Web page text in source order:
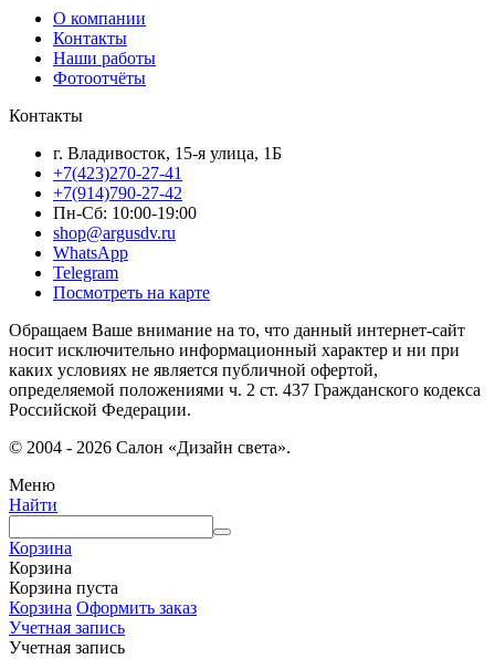
О компании
Контакты
Наши работы
Фотоотчёты
Контакты
г. Владивосток, 15-я улица, 1Б
+7(423)270-27-41
+7(914)790-27-42
Пн-Сб: 10:00-19:00
shop@argusdv.ru
WhatsApp
Telegram
Посмотреть на карте
Обращаем Ваше внимание на то, что данный интернет-сайт
носит исключительно информационный характер и ни при
каких условиях не является публичной офертой,
определяемой положениями ч. 2 ст. 437 Гражданского кодекса
Российской Федерации.
© 2004 - 2026 Салон «Дизайн света».
Меню
Найти
Корзина
Корзина
Корзина пуста
Корзина Оформить заказ
Учетная запись
Учетная запись